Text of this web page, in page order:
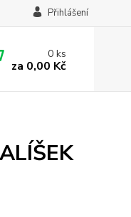
Přihlášení
0ks
za 0,00 Kč